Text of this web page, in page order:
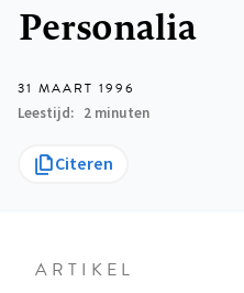
Personalia
31 MAART 1996
Leestijd
2 minuten
Citeren
ARTIKEL